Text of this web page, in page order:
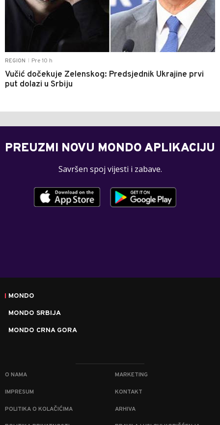
REGION Pre 10 h
Vučić dočekuje Zelenskog: Predsjednik Ukrajine prvi
put dolazi u Srbiju
PREUZMI NOVU MONDO APLIKACIJU
Savršen spoj vijesti i zabave.
MONDO
MONDO SRBIJA
MONDO CRNA GORA
O NAMA MARKETING
IMPRESUM KONTAKT
POLITIKA O KOLAČIĆIMA ARHIVA